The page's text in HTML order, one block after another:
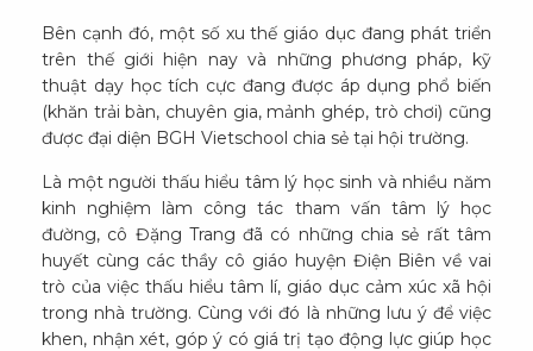
Bên cạnh đó, một số xu thế giáo dục đang phát triển
trên thế giới hiện nay và những phương pháp, kỹ
thuật dạy học tích cực đang được áp dụng phổ biến
(khăn trải bàn, chuyên gia, mảnh ghép, trò chơi) cũng
được đại diện BGH Vietschool chia sẻ tại hội trường.
Là một người thấu hiểu tâm lý học sinh và nhiều năm
kinh nghiệm làm công tác tham vấn tâm lý học
đường, cô Đặng Trang đã có những chia sẻ rất tâm
huyết cùng các thầy cô giáo huyện Điện Biên về vai
trò của việc thấu hiểu tâm lí, giáo dục cảm xúc xã hội
trong nhà trường. Cùng với đó là những lưu ý để việc
khen, nhận xét, góp ý có giá trị tạo động lực giúp học